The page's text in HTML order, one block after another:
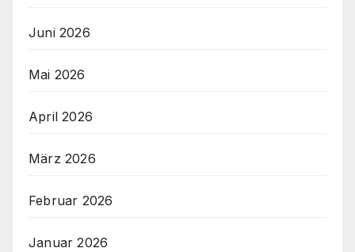
Juni 2026
Mai 2026
April 2026
März 2026
Februar 2026
Januar 2026